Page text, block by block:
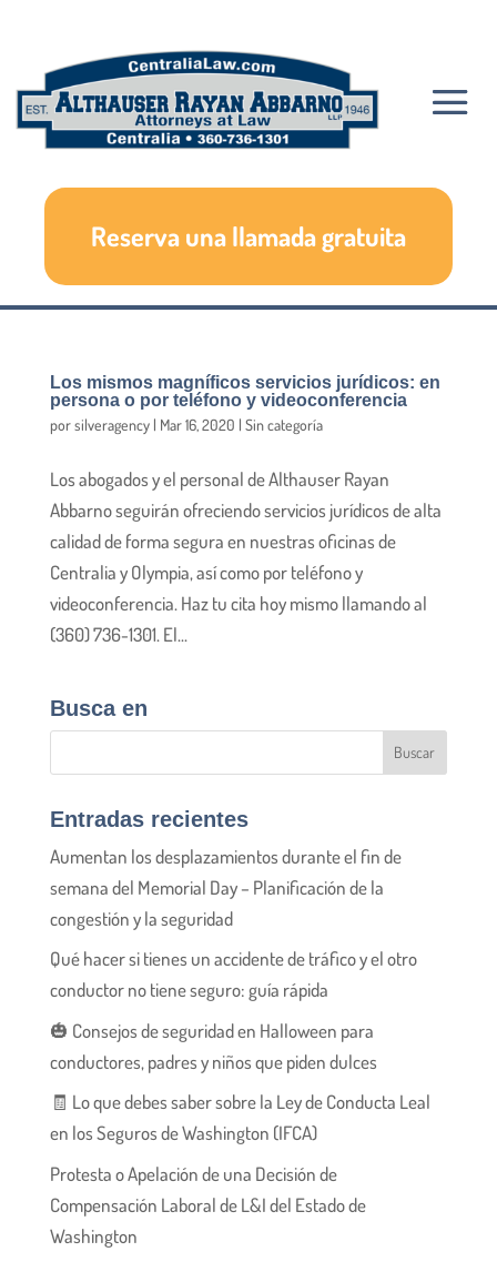
Reserva una llamada gratuita
Los mismos magníficos servicios jurídicos: en
persona o por teléfono y videoconferencia
porsilveragency| Mar 16, 2020 | Sin categoría
Los abogados y el personal de Althauser Rayan
Abbarno seguirán ofreciendo servicios jurídicos de alta
calidad de forma segura en nuestras oficinas de
Centralia y Olympia, así como por teléfono y
videoconferencia. Haz tu cita hoy mismo llamando al
(360) 736-1301. El...
Busca en
Entradas recientes
Aumentan los desplazamientos durante el fin de
semana del Memorial Day – Planificación de la
congestión y la seguridad
Qué hacer si tienes un accidente de tráfico y el otro
conductor no tiene seguro: guía rápida
🎃 Consejos de seguridad en Halloween para
conductores, padres y niños que piden dulces
🧾 Lo que debes saber sobre la Ley de Conducta Leal
en los Seguros de Washington (IFCA)
Protesta o Apelación de una Decisión de
Compensación Laboral de L&I del Estado de
Washington